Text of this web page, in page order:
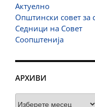
Актуелно
Општински совет за
Седници на Совет
Соопштенија
АРХИВИ